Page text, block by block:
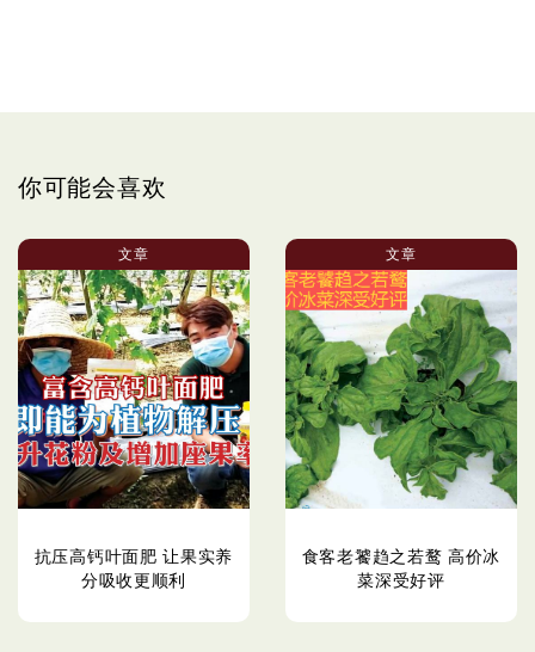
你可能会喜欢
文章
抗压高钙叶面肥 让果实养
分吸收更顺利
文章
食客老饕趋之若鹜 高价冰
菜深受好评